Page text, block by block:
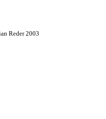
Reder 2003